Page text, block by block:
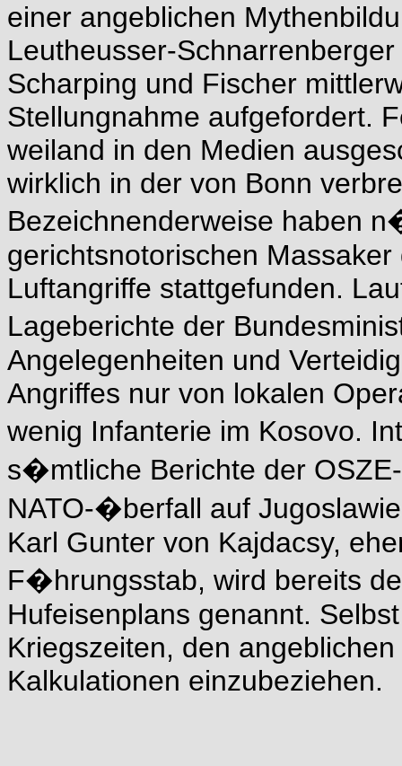
einer angeblichen
Leutheusser-
Scharping und Fischer
Stellungnahme aufgefordert.
weiland in den Medien
wirklich in der von Bonn
Bezeichnenderweise haben
gerichtsnotorischen
Luftangriffe stattgefunden.
Lageberichte der
Angelegenheiten und
Angriffes nur von lokalen
wenig Infanterie im Kosovo.
s�mtliche Berichte der
NATO-�berfall auf
Karl Gunter von Kajdacsy,
F�hrungsstab, wird bereits
Hufeisenplans genannt.
Kriegszeiten, den
Kalkulationen einzubeziehen.